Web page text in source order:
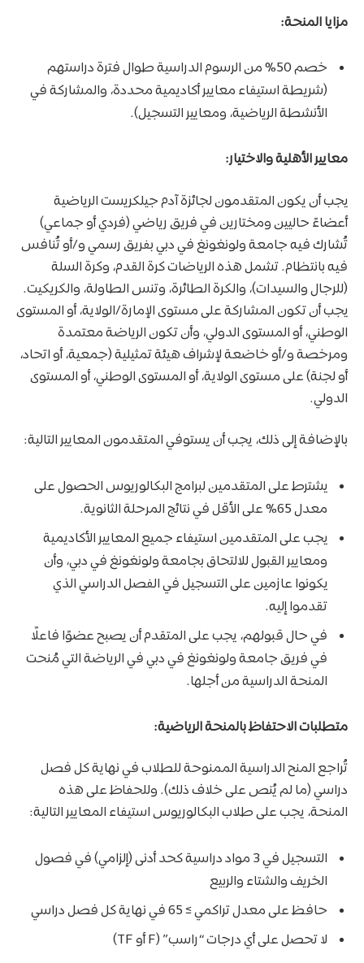
مزايا المنحة:
خصم 50% من الرسوم الدراسية طوال فترة دراستهم
(شريطة استيفاء معايير أكاديمية محددة، والمشاركة في
الأنشطة الرياضية، ومعايير التسجيل).
معايير الأهلية والاختيار:
يجب أن يكون المتقدمون لجائزة آدم جيلكريست الرياضية
أعضاءً حاليين ومختارين في فريق رياضي (فردي أو جماعي)
تُشارك فيه جامعة ولونغونغ في دبي بفريق رسمي و/أو تُنافس
فيه بانتظام. تشمل هذه الرياضات كرة القدم، وكرة السلة
(للرجال والسيدات)، والكرة الطائرة، وتنس الطاولة، والكريكيت.
يجب أن تكون المشاركة على مستوى الإمارة/الولاية، أو المستوى
الوطني، أو المستوى الدولي، وأن تكون الرياضة معتمدة
ومرخصة و/أو خاضعة لإشراف هيئة تمثيلية (جمعية، أو اتحاد،
أو لجنة) على مستوى الولاية، أو المستوى الوطني، أو المستوى
الدولي.
بالإضافة إلى ذلك، يجب أن يستوفي المتقدمون المعايير التالية:
يشترط على المتقدمين لبرامج البكالوريوس الحصول على
معدل 65% على الأقل في نتائج المرحلة الثانوية.
يجب على المتقدمين استيفاء جميع المعايير الأكاديمية
ومعايير القبول للالتحاق بجامعة ولونغونغ في دبي، وأن
يكونوا عازمين على التسجيل في الفصل الدراسي الذي
تقدموا إليه.
في حال قبولهم، يجب على المتقدم أن يصبح عضوًا فاعلًا
في فريق جامعة ولونغونغ في دبي في الرياضة التي مُنحت
المنحة الدراسية من أجلها.
متطلبات الاحتفاظ بالمنحة الرياضية:
تُراجع المنح الدراسية الممنوحة للطلاب في نهاية كل فصل
دراسي (ما لم يُنص على خلاف ذلك). وللحفاظ على هذه
المنحة، يجب على طلاب البكالوريوس استيفاء المعايير التالية:
التسجيل في 3 مواد دراسية كحد أدنى (إلزامي) في فصول
الخريف والشتاء والربيع
حافظ على معدل تراكمي ≥ 65 في نهاية كل فصل دراسي
لا تحصل على أي درجات “راسب” (F أو TF)